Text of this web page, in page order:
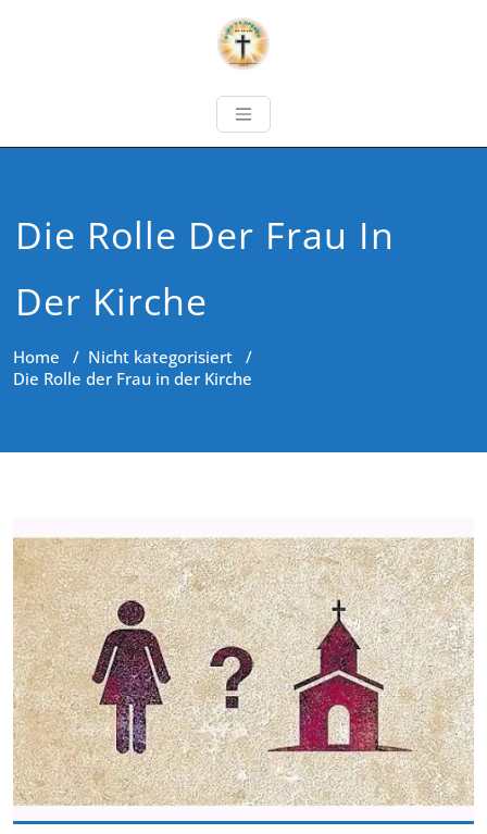
Die Rolle Der Frau In
Der Kirche
Home / Nicht kategorisiert /
Die Rolle der Frau in der Kirche